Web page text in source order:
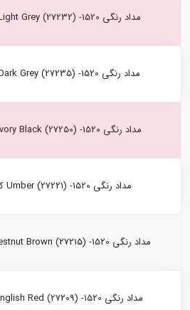
مداد رنگی Light Grey (27232) -1520 کرتاکالر
مداد رنگی Dark Grey (27235) -1520 کرتاکالر
مداد رنگی Ivory Black (27250) -1520 کرتاکالر
مداد رنگی Umber (27221) -1520 کرتاکالر
مداد رنگی Chestnut Brown (27215) -1520 کرتاکالر
مداد رنگی English Red (27209) -1520 کرتاکالر